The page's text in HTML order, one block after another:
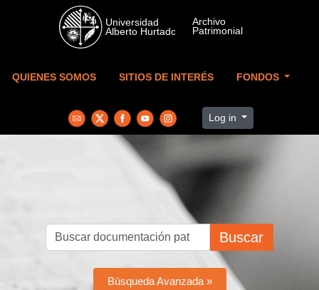
Skip to main content
QUIENES SOMOS SITIOS DE INTERÉS FONDOS
Log in
Buscar
Búsqueda Avanzada »